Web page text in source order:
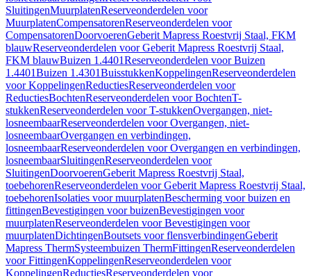
SluitingenMuurplatenReserveonderdelen voor
MuurplatenCompensatorenReserveonderdelen voor
CompensatorenDoorvoerenGeberit Mapress Roestvrij Staal, FKM
blauwReserveonderdelen voor Geberit Mapress Roestvrij Staal,
FKM blauwBuizen 1.4401Reserveonderdelen voor Buizen
1.4401Buizen 1.4301BuisstukkenKoppelingenReserveonderdelen
voor KoppelingenReductiesReserveonderdelen voor
ReductiesBochtenReserveonderdelen voor BochtenT-
stukkenReserveonderdelen voor T-stukkenOvergangen, niet-
losneembaarReserveonderdelen voor Overgangen, niet-
losneembaarOvergangen en verbindingen,
losneembaarReserveonderdelen voor Overgangen en verbindingen,
losneembaarSluitingenReserveonderdelen voor
SluitingenDoorvoerenGeberit Mapress Roestvrij Staal,
toebehorenReserveonderdelen voor Geberit Mapress Roestvrij Staal,
toebehorenIsolaties voor muurplatenBescherming voor buizen en
fittingenBevestigingen voor buizenBevestigingen voor
muurplatenReserveonderdelen voor Bevestigingen voor
muurplatenDichtingenBoutsets voor flensverbindingenGeberit
Mapress ThermSysteembuizen ThermFittingenReserveonderdelen
voor FittingenKoppelingenReserveonderdelen voor
KoppelingenReductiesReserveonderdelen voor